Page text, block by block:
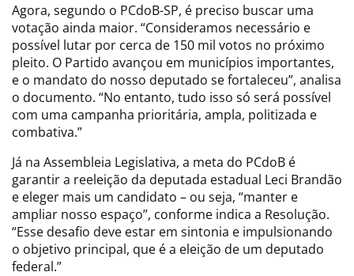
Agora, segundo o PCdoB-SP, é preciso buscar uma
votação ainda maior. “Consideramos necessário e
possível lutar por cerca de 150 mil votos no próximo
pleito. O Partido avançou em municípios importantes,
e o mandato do nosso deputado se fortaleceu”, analisa
o documento. “No entanto, tudo isso só será possível
com uma campanha prioritária, ampla, politizada e
combativa.”
Já na Assembleia Legislativa, a meta do PCdoB é
garantir a reeleição da deputada estadual Leci Brandão
e eleger mais um candidato – ou seja, “manter e
ampliar nosso espaço”, conforme indica a Resolução.
“Esse desafio deve estar em sintonia e impulsionando
o objetivo principal, que é a eleição de um deputado
federal.”